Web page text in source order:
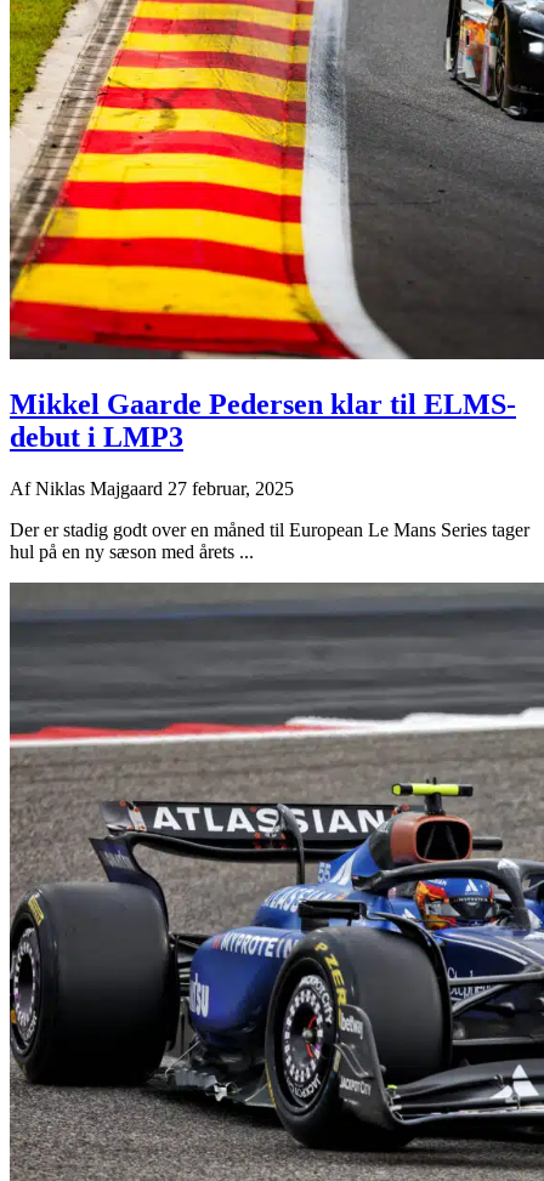
Mikkel Gaarde Pedersen klar til ELMS-
debut i LMP3
AfNiklas Majgaard 27 februar, 2025
Der er stadig godt over en måned til European Le Mans Series tager
hul på en ny sæson med årets ...